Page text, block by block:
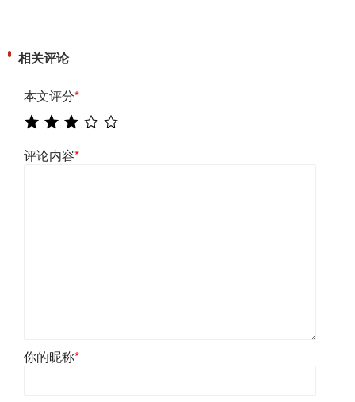
相关评论
本文评分*
评论内容*
你的昵称*